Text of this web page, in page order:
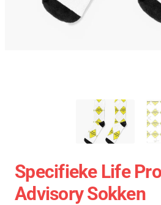
Specifieke Life
Advisory Sokken